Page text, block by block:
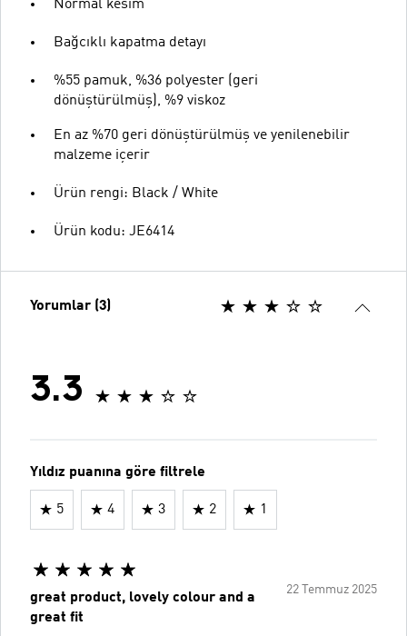
Normal kesim
Bağcıklı kapatma detayı
%55 pamuk, %36 polyester (geri
dönüştürülmüş), %9 viskoz
En az %70 geri dönüştürülmüş ve yenilenebilir
malzeme içerir
Ürün rengi: Black / White
Ürün kodu: JE6414
Yorumlar (3)
3.3
Yıldız puanına göre filtrele
5 4 3 2 1
22 Temmuz 2025
great product, lovely colour and a
great fit